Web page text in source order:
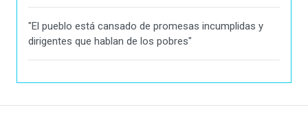
"El pueblo está cansado de promesas incumplidas y
dirigentes que hablan de los pobres"